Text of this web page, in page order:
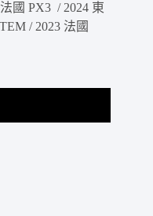
國 PX3 / 2024 東
/ 2023 法國